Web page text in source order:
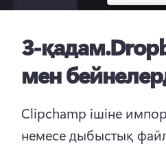
3-қадам.
мен
Clipchamp ішіне
немесе дыбыстық